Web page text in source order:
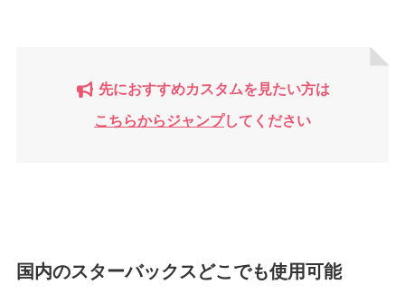
先におすすめカスタムを見たい方は
こちらからジャンプしてください
国内のスターバックスどこでも使用可能